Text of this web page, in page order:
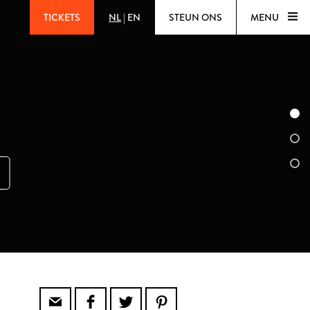
TICKETS NL | EN STEUN ONS MENU